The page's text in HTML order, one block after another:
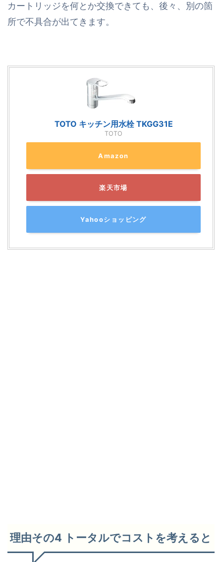
カートリッジを何とか交換できても、後々、別の箇
所で不具合が出てきます。
TOTO キッチン用水栓 TKGG31E
TOTO
Amazon
楽天市場
Yahooショッピング
理由その4 トータルでコストを考えると